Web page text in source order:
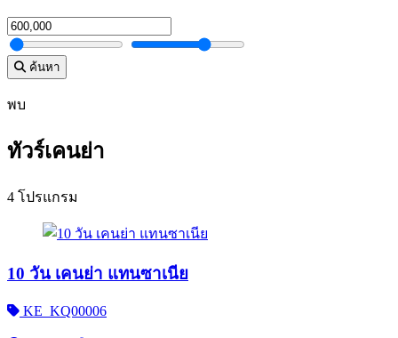
ค้นหา
พบ
ทัวร์เคนย่า
4 โปรแกรม
10 วัน เคนย่า แทนซาเนีย
KE_KQ00006